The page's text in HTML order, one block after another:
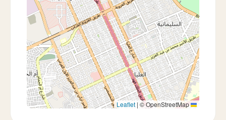
Leaflet
| © OpenStreetMap